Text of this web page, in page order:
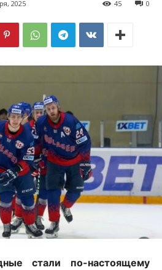
2025 0
45
стали по-настоящему